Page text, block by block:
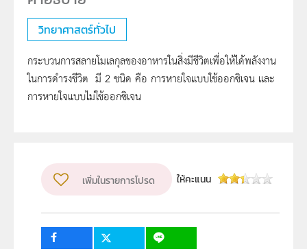
วิทยาศาสตร์ทั่วไป
กระบวนการสลายโมเลกุลของอาหารในสิ่งมีชีวิตเพื่อให้ได้พลังงาน
ในการดำรงชีวิต มี 2 ชนิด คือ การหายใจแบบใช้ออกซิเจน และ
การหายใจแบบไม่ใช้ออกซิเจน
เพิ่มในรายการโปรด ให้คะแนน